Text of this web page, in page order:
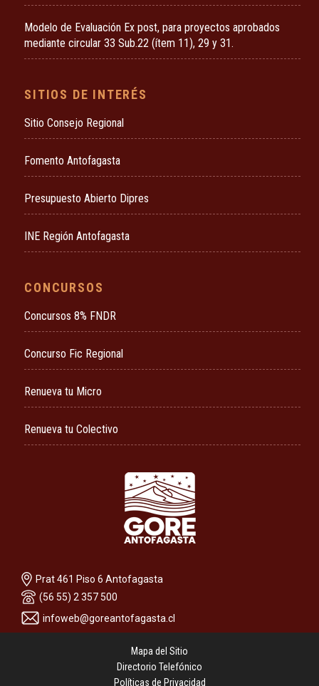
Modelo de Evaluación Ex post, para proyectos aprobados
mediante circular 33 Sub.22 (ítem 11), 29 y 31.
SITIOS DE INTERÉS
Sitio Consejo Regional
Fomento Antofagasta
Presupuesto Abierto Dipres
INE Región Antofagasta
CONCURSOS
Concursos 8% FNDR
Concurso Fic Regional
Renueva tu Micro
Renueva tu Colectivo
Prat 461 Piso 6 Antofagasta
(56 55) 2 357 500
infoweb@goreantofagasta.cl
Mapa del Sitio
Directorio Telefónico
Políticas de Privacidad